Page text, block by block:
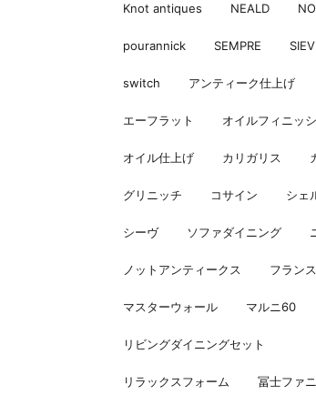
Knot antiques NEALD
pourannick SEMPRE
switch アンティーク仕上げ
エーフラット オイルフィニッ
オイル仕上げ カリガリス
グリニッチ コサイン シェ
シーヴ ソファダイニング
ノットアンティークス フラン
マスターウォール マルニ60
リビングダイニングセット
リラックスフォーム 冨士ファ